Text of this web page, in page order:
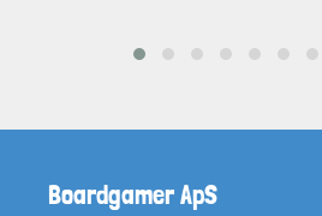
Boardgamer ApS